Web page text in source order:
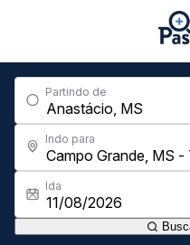
Partindo de
Indo para
Ida